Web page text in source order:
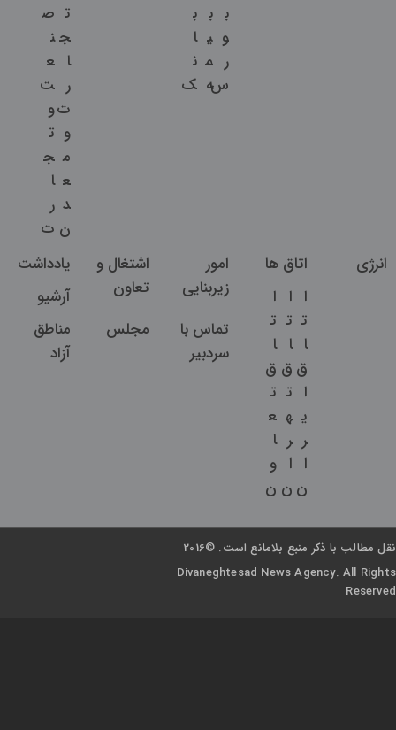
ب
و
ر
س
ب
ی
م
ه
ب
ا
ن
ک
ت
ج
ا
ر
ت
و
م
ع
د
ن
ص
ن
ع
ت
و
ت
ج
ا
ر
ت
انرژی
اتاق ها
ا
ت
ا
ق
ا
ی
ر
ا
ن
ا
ت
ا
ق
ت
ه
ر
ا
ن
ا
ت
ا
ق
ت
ع
ا
و
ن
امور
زیربنایی
اشتغال و
تعاون
یادداشت
آرشیو
تماس با
سردبیر
مجلس
مناطق
آزاد
نقل مطالب با ذکر منبع بلامانع است. ©2016
Divaneghtesad News Agency. All Rights
Reserved